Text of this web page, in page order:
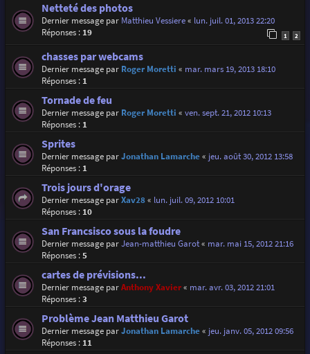
Netteté des photos
Dernier message par Matthieu Vessiere« lun. juil. 01, 2013 22:20
Réponses : 19 1 2
chasses par webcams
Dernier message par Roger Moretti « mar. mars 19, 2013 18:10
Réponses : 1
Tornade de feu
Dernier message par Roger Moretti « ven. sept. 21, 2012 10:13
Réponses : 1
Sprites
Dernier message parJonathan Lamarche« jeu. août 30, 2012 13:58
Réponses : 1
Trois jours d'orage
Dernier message parXav28« lun. juil. 09, 2012 10:01
Réponses : 10
San Francsisco sous la foudre
Dernier message parJean-matthieu Garot« mar. mai 15, 2012 21:16
Réponses :5
cartes de prévisions...
Dernier message parAnthony Xavier« mar. avr. 03, 2012 21:01
Réponses :3
Problème Jean Matthieu Garot
Dernier message parJonathan Lamarche« jeu. janv. 05, 2012 09:56
Réponses : 11